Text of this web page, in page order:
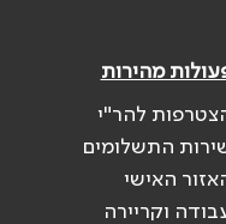
מהירות
להר"י
התשלומים
האישי
וקריירה